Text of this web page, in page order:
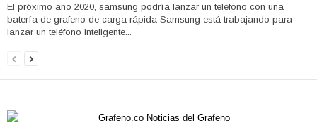
El próximo año 2020, samsung podría lanzar un teléfono con una
batería de grafeno de carga rápida Samsung está trabajando para
lanzar un teléfono inteligente...